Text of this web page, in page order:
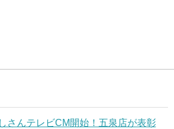
さんテレビCM開始！五泉店が表彰